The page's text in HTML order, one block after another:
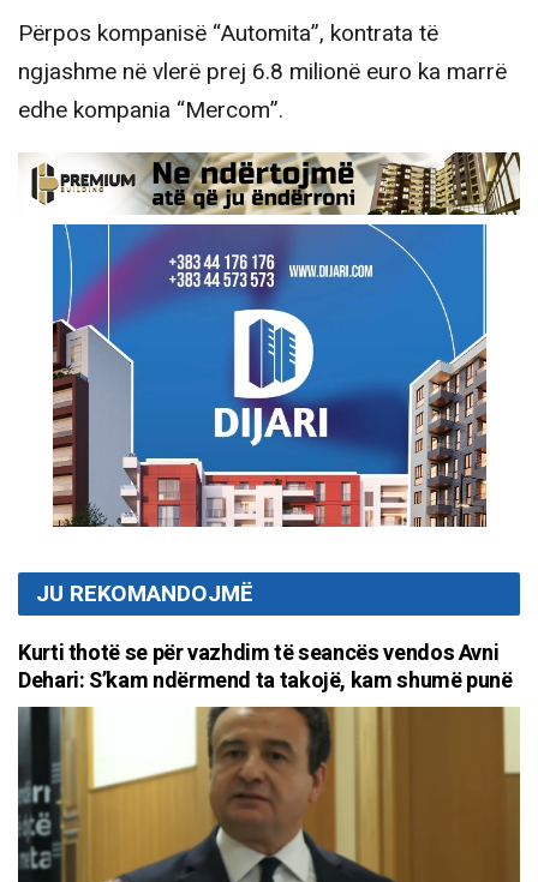
Përpos kompanisë “Automita”, kontrata të
ngjashme në vlerë prej 6.8 milionë euro ka marrë
edhe kompania “Mercom”.
JU REKOMANDOJMË
Kurti thotë se për vazhdim të seancës vendos Avni
Dehari: S’kam ndërmend ta takojë, kam shumë punë